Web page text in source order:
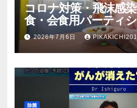
コロナ対策・飛沫感
食・会食用パーティ
（マスク会食代替品）
放送のＴＶ番組での紹
2026年7月6日
除菌